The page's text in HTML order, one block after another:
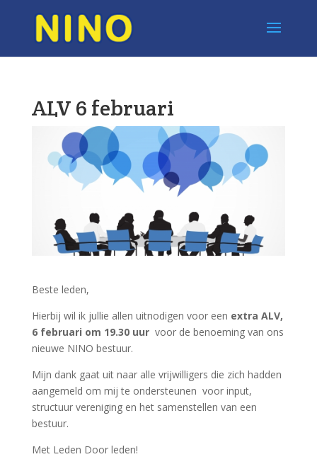
ALV 6 februari
Beste leden,
Hierbij wil ik jullie allen uitnodigen voor een extra ALV,
6 februari om 19.30 uurvoor de benoeming van ons
nieuwe NINO bestuur.
Mijn dank gaat uit naar alle vrijwilligers die zich hadden
aangemeld om mij te ondersteunen voor input,
structuur vereniging en het samenstellen van een
bestuur.
Met Leden Door leden!